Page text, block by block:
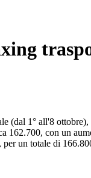
(dal 1° all'8
162.700, con un
un totale di